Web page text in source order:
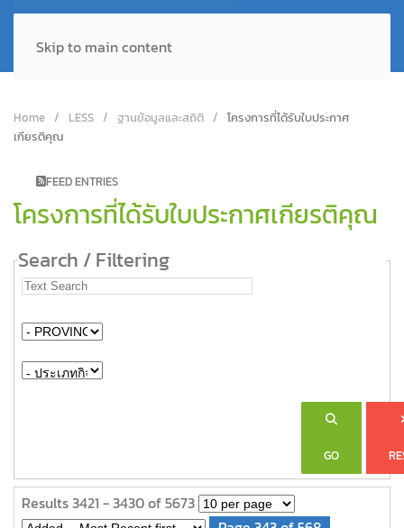
Skip to main content
Home LESS ฐานข้อมูลและสถิติ
โครงการที่ได้รับใบประกาศ
เกียรติคุณ
FEED ENTRIES
โครงการที่ได้รับใบประกาศเกียรติคุณ
Search / Filtering
GO
Results 3421 - 3430 of 5673